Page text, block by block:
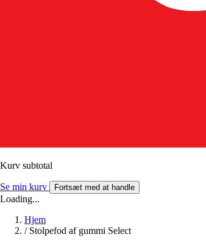
Kurv subtotal
Se min kurv Fortsæt med at handle
Loading...
Hjem
/ Stolpefod af gummi Select